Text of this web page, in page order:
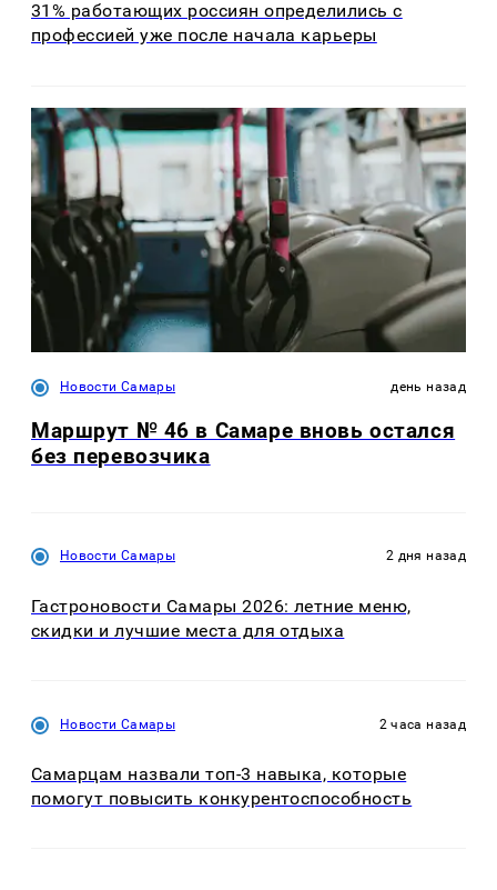
31% работающих россиян определились с
профессией уже после начала карьеры
Новости Самары день назад
Маршрут № 46 в Самаре вновь остался
без перевозчика
Новости Самары 2 дня назад
Гастроновости Самары 2026: летние меню,
скидки и лучшие места для отдыха
Новости Самары 2 часа назад
Самарцам назвали топ-3 навыка, которые
помогут повысить конкурентоспособность